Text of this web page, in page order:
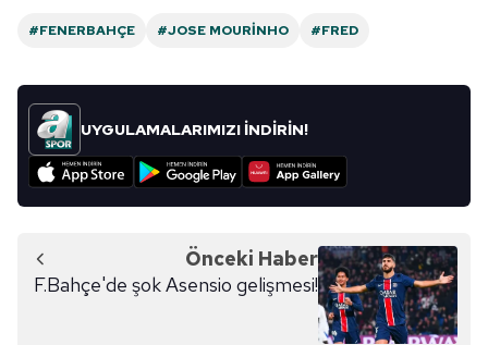
#FENERBAHÇE #JOSE MOURINHO #FRED
UYGULAMALARIMIZI İNDİRİN!
Önceki Haber
F.Bahçe'de şok Asensio gelişmesi!